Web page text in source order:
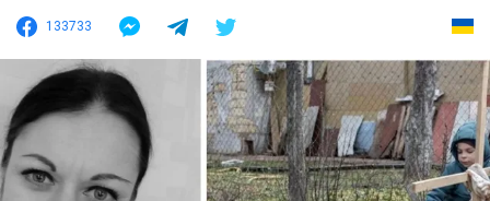
133733